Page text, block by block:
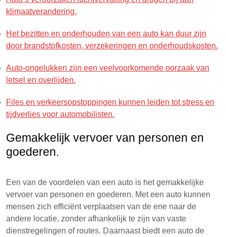
klimaatverandering.
Het bezitten en onderhouden van een auto kan duur zijn
door brandstofkosten, verzekeringen en onderhoudskosten.
Auto-ongelukken zijn een veelvoorkomende oorzaak van
letsel en overlijden.
Files en verkeersopstoppingen kunnen leiden tot stress en
tijdverlies voor automobilisten.
Gemakkelijk vervoer van personen en
goederen.
Een van de voordelen van een auto is het gemakkelijke
vervoer van personen en goederen. Met een auto kunnen
mensen zich efficiënt verplaatsen van de ene naar de
andere locatie, zonder afhankelijk te zijn van vaste
dienstregelingen of routes. Daarnaast biedt een auto de